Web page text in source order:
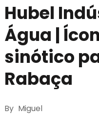
Hubel
Água |
sinótico
Rabaça
By Miguel